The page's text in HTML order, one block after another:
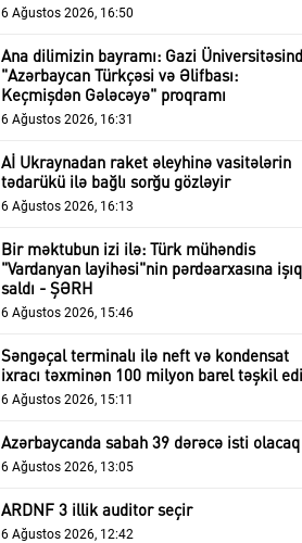
6 Ağustos 2026, 16:50
Ana dilimizin bayramı: Gazi
"Azərbaycan Türkçəsi və Əlifbası:
Keçmişdən Gələcəyə" proqramı
6 Ağustos 2026, 16:31
Aİ Ukraynadan raket əleyhinə vasitələrin
tədarükü ilə bağlı sorğu gözləyir
6 Ağustos 2026, 16:13
Bir məktubun izi ilə: Türk mühəndis
"Vardanyan layihəsi"nin pərdəarxasına işıq
saldı - ŞƏRH
6 Ağustos 2026, 15:46
Səngəçal terminalı ilə neft və kondensat
ixracı təxminən 100 milyon barel təşkil
6 Ağustos 2026, 15:11
Azərbaycanda sabah 39 dərəcə isti olacaq
6 Ağustos 2026, 13:05
ARDNF 3 illik auditor seçir
6 Ağustos 2026, 12:42